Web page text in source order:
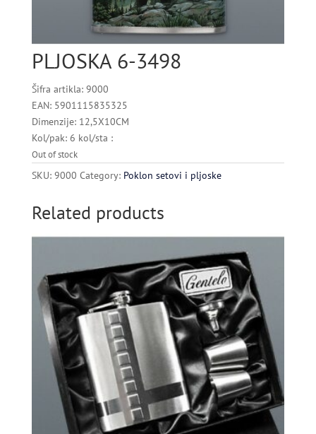
PLJOSKA 6-3498
Šifra artikla: 9000
EAN: 5901115835325
Dimenzije: 12,5X10CM
Kol/pak: 6 kol/sta :
Out of stock
SKU: 9000 Category: Poklon setovi i pljoske
Related products